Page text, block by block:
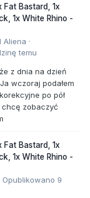
Fat Bastard, 1x
1x White Rhino -
Aliena ·
temu
z dnia na dzień
wczoraj podałem
po pół
zobaczyć
Fat Bastard, 1x
1x White Rhino -
Opublikowano 9